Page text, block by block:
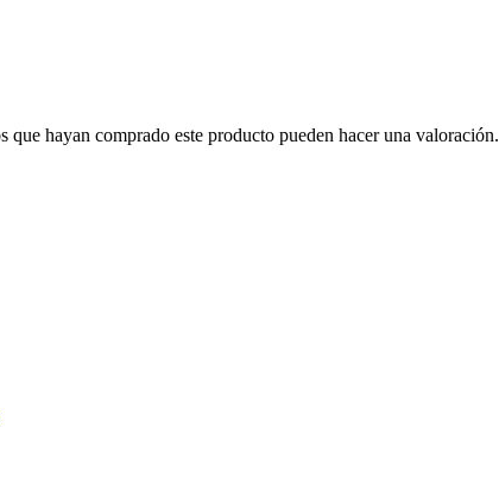
que hayan comprado este producto pueden hacer una valoración.